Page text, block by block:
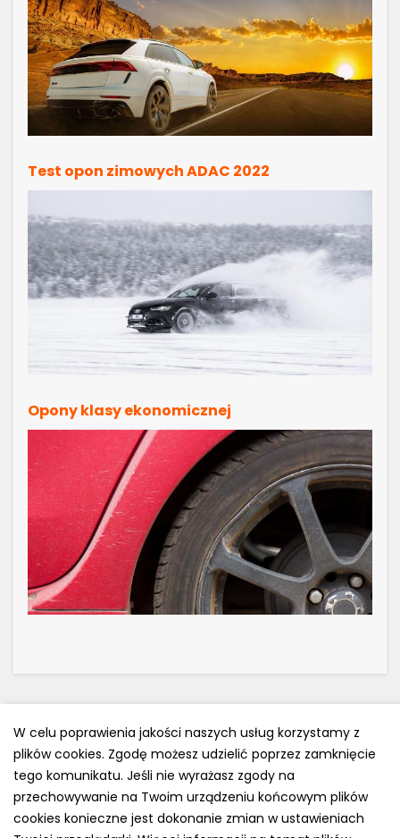
Test opon zimowych ADAC 2022
Opony klasy ekonomicznej
Polityka prywatności
e-mail: kontakt@opony.com.pl
Copyright © 2000-2023 Opony.com.pl
W celu poprawienia jakości naszych usług korzystamy z
plików cookies. Zgodę możesz udzielić poprzez zamknięcie
tego komunikatu. Jeśli nie wyrażasz zgody na
przechowywanie na Twoim urządzeniu końcowym plików
cookies konieczne jest dokonanie zmian w ustawieniach